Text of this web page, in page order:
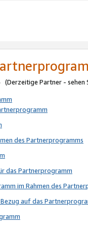
Partner - sehen
des Partnerprogramms
das Partnerprogramm
im Rahmen des
auf das